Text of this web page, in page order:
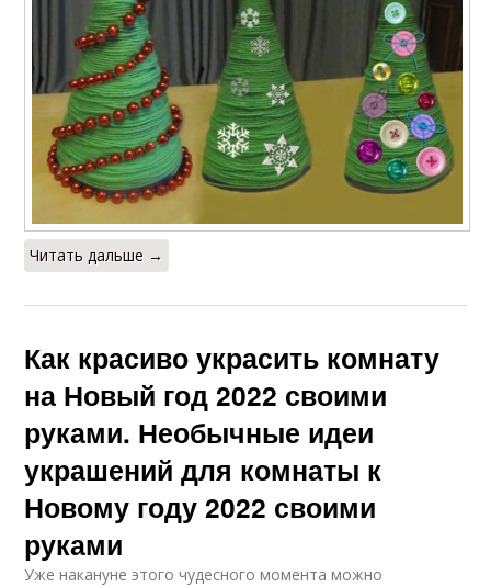
Читать дальше →
Как красиво украсить комнату
на Новый год 2022 своими
руками. Необычные идеи
украшений для комнаты к
Новому году 2022 своими
руками
Уже накануне этого чудесного момента можно